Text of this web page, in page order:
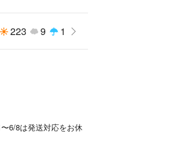
223 9 1
6/8は発送対応をお休